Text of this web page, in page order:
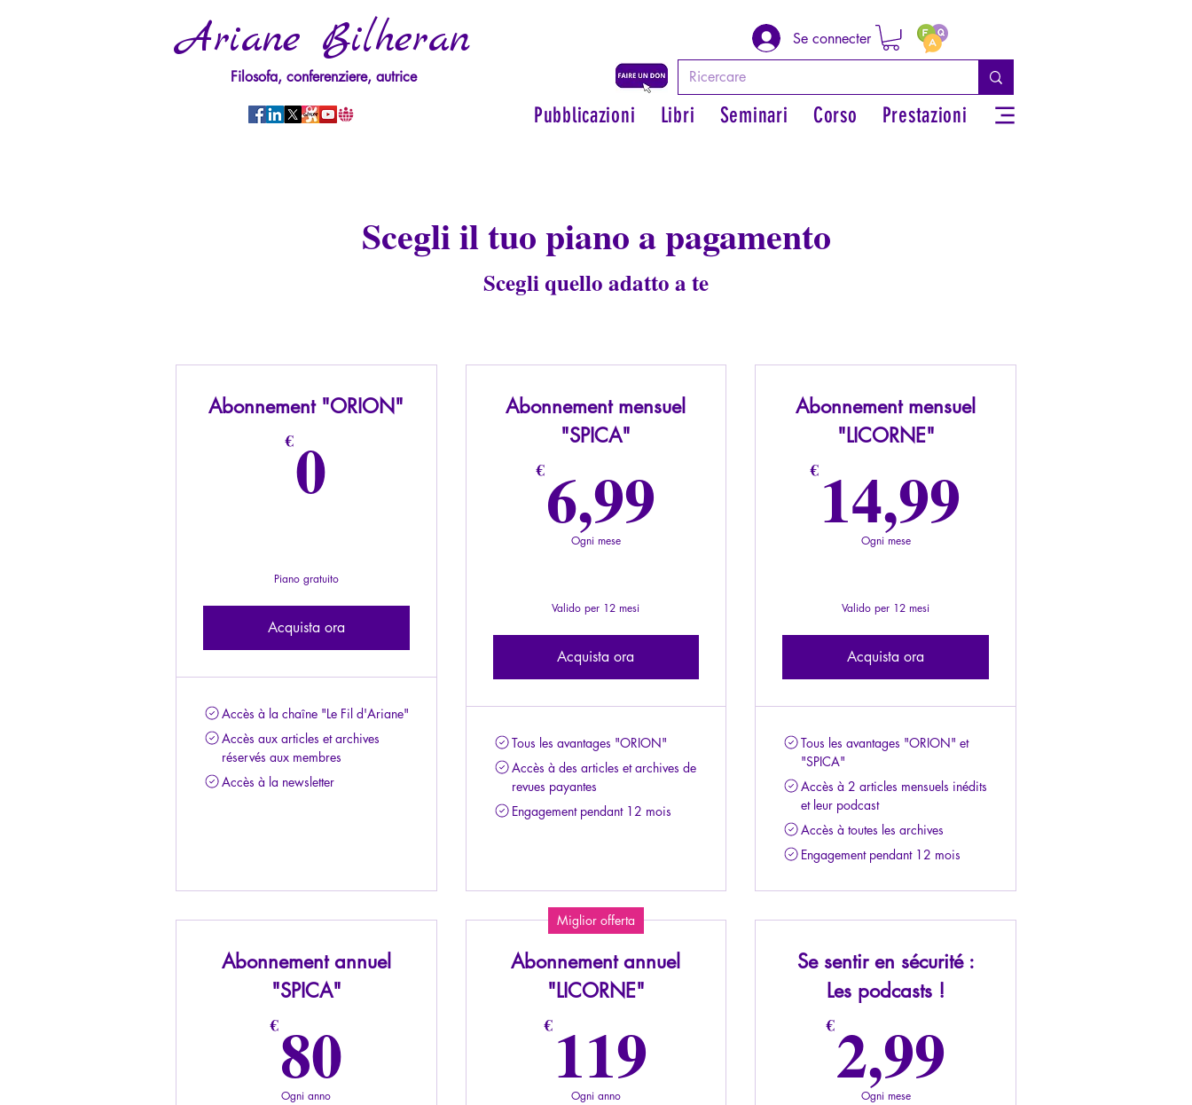
Ariane Bilheran
Filosofa, conferenziere, autrice
Se connecter
Pubblicazioni Libri Seminari Corso Prestazioni
Scegli il tuo piano a pagamento
Scegli quello adatto a te
Abonnement "ORION"
€0
Piano gratuito
Acquista ora
Accès à la chaîne "Le Fil d'Ariane"
Accès aux articles et archives
réservés aux membres
Accès à la newsletter
Abonnement mensuel
"SPICA"
€6,99
Ogni mese
Valido per 12 mesi
Acquista ora
Tous les avantages "ORION"
Accès à des articles et archives de
revues payantes
Engagement pendant 12 mois
Abonnement mensuel
"LICORNE"
€ 14,99
Ogni mese
Valido per 12 mesi
Acquista ora
Tous les avantages "ORION" et
"SPICA"
Accès à 2 articles mensuels inédits
et leur podcast
Accès à toutes les archives
Engagement pendant 12 mois
Abonnement annuel
"SPICA"
€80
Ogni anno
Miglior offerta
Abonnement annuel
"LICORNE"
€ 119
Ogni anno
Se sentir en sécurité :
Les podcasts !
€2,99
Ogni mese